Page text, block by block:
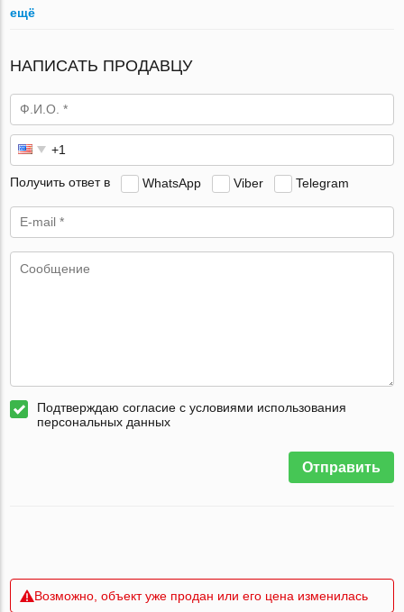
ещё
НАПИСАТЬ ПРОДАВЦУ
Получить ответ в WhatsApp Viber Telegram
Подтверждаю согласие с условиями использования
персональных данных
Отправить
Возможно, объект уже продан или его цена изменилась